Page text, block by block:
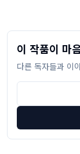
이 작품이 마
다른 독자들과 이